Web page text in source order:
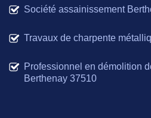
Société assainissement
Travaux de charpente
Professionnel en démolition
Berthenay 37510